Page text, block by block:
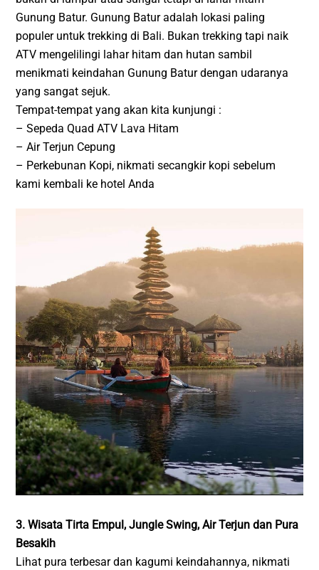
Gunung Batur. Gunung Batur adalah lokasi paling
populer untuk trekking di Bali. Bukan trekking tapi naik
ATV mengelilingi lahar hitam dan hutan sambil
menikmati keindahan Gunung Batur dengan udaranya
yang sangat sejuk.
Tempat-tempat yang akan kita kunjungi :
– Sepeda Quad ATV Lava Hitam
– Air Terjun Cepung
– Perkebunan Kopi, nikmati secangkir kopi sebelum
kami kembali ke hotel Anda
3. Wisata Tirta Empul, Jungle Swing, Air Terjun dan Pura
Besakih
Lihat pura terbesar dan kagumi keindahannya, nikmati